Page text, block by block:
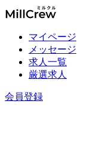
マイページ
メッセージ
求人一覧
厳選求人
会員登録